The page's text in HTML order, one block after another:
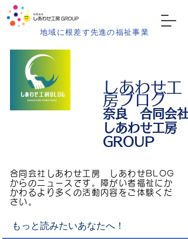
地域に根差す先進の福祉事業
しあわせ工
房ブログ
​奈良 合同会社
しあわせ工房
GROUP
合同会社しあわせ工房 しあわせBLOG
からのニュースです。障がい者福祉にか
かわるより多くの活動内容をご体験くだ
さい。
もっと読みたいあなたへ！